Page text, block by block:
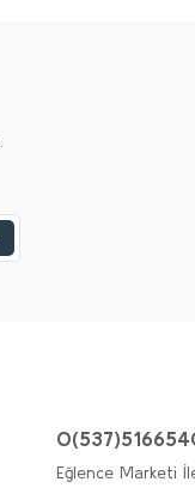
Eğlence Marketi